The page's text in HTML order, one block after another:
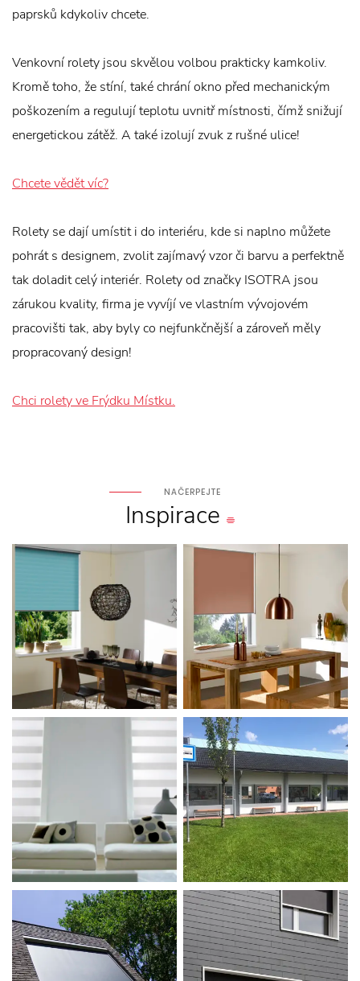
paprsků kdykoliv chcete.
Venkovní rolety jsou skvělou volbou prakticky kamkoliv.
Kromě toho, že stíní, také chrání okno před mechanickým
poškozením a regulují teplotu uvnitř místnosti, čímž snižují
energetickou zátěž. A také izolují zvuk z rušné ulice!
Chcete vědět víc?
Rolety se dají umístit i do interiéru, kde si naplno můžete
pohrát s designem, zvolit zajímavý vzor či barvu a perfektně
tak doladit celý interiér. Rolety od značky ISOTRA jsou
zárukou kvality, firma je vyvíjí ve vlastním vývojovém
pracovišti tak, aby byly co nejfunkčnější a zároveň měly
propracovaný design!
Chci rolety ve Frýdku Místku.
NAČERPEJTE
Inspirace